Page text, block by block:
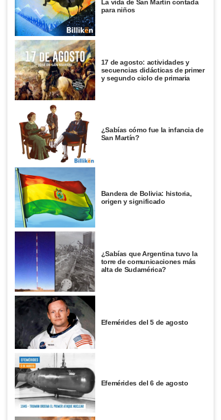
La vida de San Martín contada
para niños
17 de agosto: actividades y
secuencias didácticas de primer
y segundo ciclo de primaria
¿Sabías cómo fue la infancia de
San Martín?
Bandera de Bolivia: historia,
origen y significado
¿Sabías que Argentina tuvo la
torre de comunicaciones más
alta de Sudamérica?
Efemérides del 5 de agosto
Efemérides del 6 de agosto